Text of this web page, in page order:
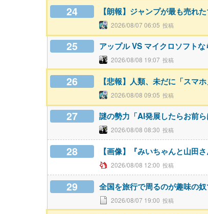
24 【朗報】ジャンプが最も売れ
2026/08/07 06:05
25 アップル VS マイクロソフト
2026/08/08 19:07
26 【悲報】人類、未だに「スマ
2026/08/08 09:05
27 謎の勢力「AI発展したらお前
2026/08/08 08:30
28 【画像】『みいちゃんと山田
2026/08/08 12:00
29 全国を旅行で周るのが趣味の
2026/08/07 19:00